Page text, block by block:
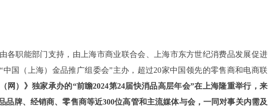
由各职能部门支持，由上海市商业联合会、上海市东方世纪消费品发展促进
国（上海）金品推广组委会”主办，超过20家中国领先的零售商和电商联
网）》独家承办的“前瞻2024第24届快消品高层年会”在上海隆重举行，来
品牌、经销商、零售商等近300位高管和主流媒体与会，一同对事关内需及